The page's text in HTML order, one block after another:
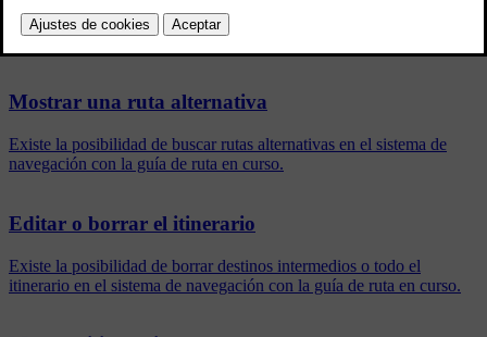
Artículos relacionados
Mostrar una ruta alternativa
Existe la posibilidad de buscar rutas alternativas en el sistema de
navegación con la guía de ruta en curso.
Editar o borrar el itinerario
Existe la posibilidad de borrar destinos intermedios o todo el
itinerario en el sistema de navegación con la guía de ruta en curso.